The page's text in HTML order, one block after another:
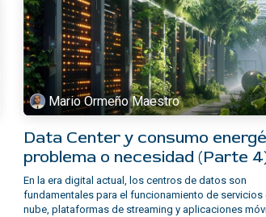
Mario Ormeño Maestro
Data Center y consumo
problema o necesidad (Parte
En la era digital actual, los centros de datos son
fundamentales para el funcionamiento de servicios
nube, plataformas de streaming y aplicaciones